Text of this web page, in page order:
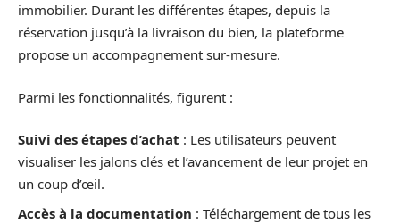
immobilier. Durant les différentes étapes, depuis la
réservation jusqu’à la livraison du bien, la plateforme
propose un accompagnement sur-mesure.
Parmi les fonctionnalités, figurent :
Suivi des étapes d’achat : Les utilisateurs peuvent
visualiser les jalons clés et l’avancement de leur projet en
un coup d’œil.
Accès à la documentation : Téléchargement de tous les